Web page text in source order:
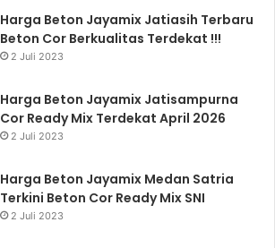
Harga Beton Jayamix Jatiasih Terbaru
Beton Cor Berkualitas Terdekat !!!
2 Juli 2023
Harga Beton Jayamix Jatisampurna
Cor Ready Mix Terdekat April 2026
2 Juli 2023
Harga Beton Jayamix Medan Satria
Terkini Beton Cor Ready Mix SNI
2 Juli 2023